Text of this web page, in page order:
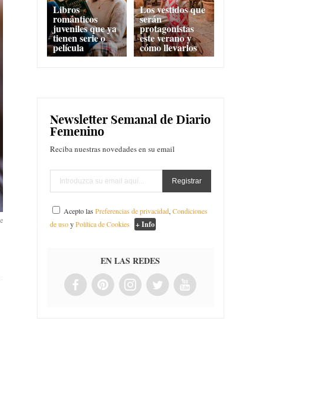
Libros
románticos
juveniles que ya
tienen serie o
película
Los vestidos que
serán
protagonistas
este verano y
cómo llevarlos
Newsletter Semanal de Diario
Femenino
Reciba nuestras novedades en su email
Acepto lasPreferencias de privacidad,Condiciones
de usoyPolítica de Cookies + Info
EN LAS REDES